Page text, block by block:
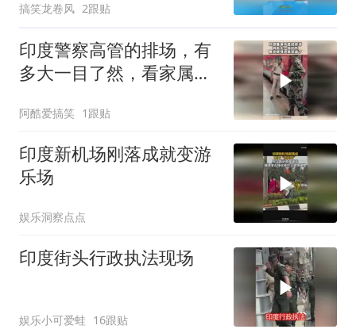
搞笑龙卷风 2跟贴
印度警察高管的排场，有
多大一目了然，看家属待
阿酷爱搞笑 1跟贴
印度新机场刚落成就变游
乐场
娱乐洞察点点
印度街头行政执法现场
娱乐小可爱蛙 16跟贴